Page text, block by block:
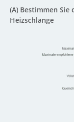
(A) Bestimmen
Heizschlange